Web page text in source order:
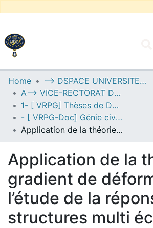
UNIVERSITY OF D.L SIDI BEL
Communities & Collections
All of DSpace
Statistics
Home
--> DSPACE UNIVERSITE DJILALLI LIABES DE SIDI BEL ABBES
A--> VICE-RECTORAT DE LA POST-GRADUATION
1- [ VRPG] Thèses de Doctorat
- [ VRPG-Doc] Génie civil --- هندسة مدنية
Application de la théorie du gradient de déformation à l’étude de la réponse des structures multi échelles
Application de la
gradient de
l’étude de la
structures multi